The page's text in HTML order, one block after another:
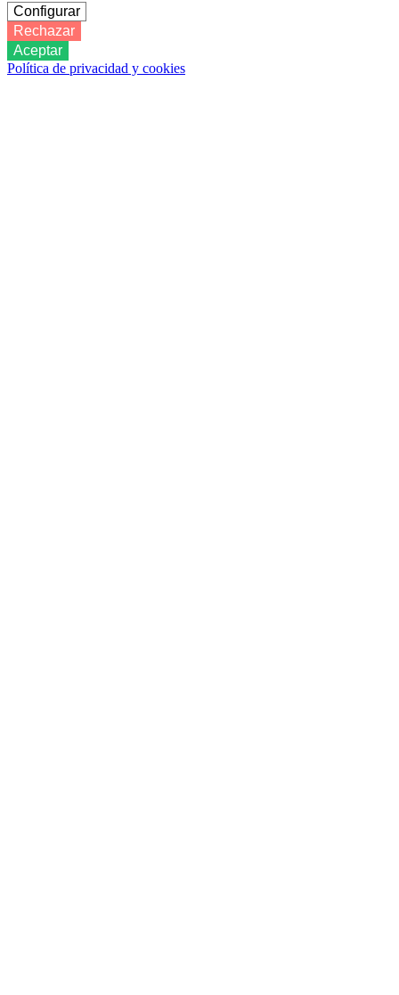
Configurar
Rechazar
Aceptar
Política de privacidad y cookies